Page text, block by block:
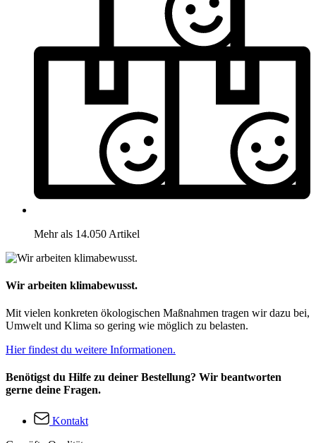
Mehr als 14.050 Artikel
Wir arbeiten klimabewusst.
Mit vielen konkreten ökologischen Maßnahmen tragen wir dazu bei,
Umwelt und Klima so gering wie möglich zu belasten.
Hier findest du weitere Informationen.
Benötigst du Hilfe zu deiner Bestellung? Wir beantworten
gerne deine Fragen.
Kontakt